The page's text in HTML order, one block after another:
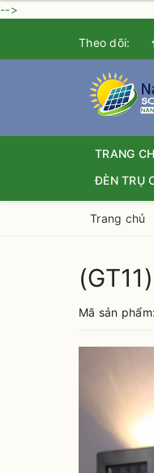
-->
Theo dõi:
TRANG
ĐÈN TRỤ
Trang chủ
Mã sản